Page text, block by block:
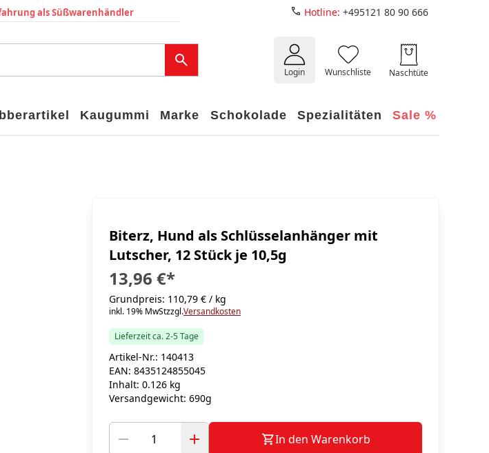
als Süßwarenhändler Hotline: +495121 80 90 666
Login Wunschliste Naschtüte
Kaugummi Marke Schokolade Spezialitäten Sale %
Biterz, Hund als Schlüsselanhänger mit
Lutscher, 12 Stück je 10,5g
13,96 €*
Grundpreis: 110,79 € / kg
inkl. 19% MwStzzgl.Versandkosten
Lieferzeit ca. 2-5 Tage
Artikel-Nr.: 140413
EAN: 8435124855045
Inhalt: 0.126 kg
Versandgewicht: 690g
In den Warenkorb